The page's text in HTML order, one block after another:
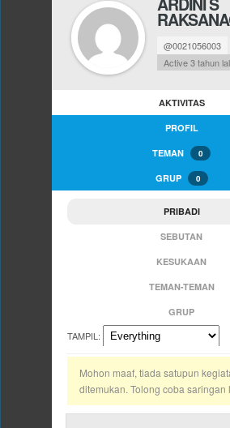
@0021056003
Active 3 tahun
AKTIVITAS
PROFIL
TEMAN 0
GRUP 0
PRIBADI
SEBUTAN
KESUKAAN
TEMAN-TEMAN
GRUP
TAMPIL:
Mohon maaf, tiada satupun
ditemukan. Tolong coba saringan